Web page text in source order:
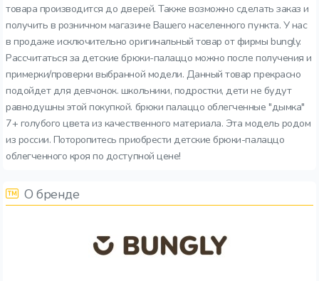
товара производится до дверей. Также возможно сделать заказ и
получить в розничном магазине Вашего населенного пункта. У нас
в продаже исключительно оригинальный товар от фирмы bungly.
Рассчитаться за детские брюки-палаццо можно после получения и
примерки/проверки выбранной модели. Данный товар прекрасно
подойдет для девчонок. школьники, подростки, дети не будут
равнодушны этой покупкой. брюки палаццо облегченные "дымка"
7+ голубого цвета из качественного материала. Эта модель родом
из россии. Поторопитесь приобрести детские брюки-палаццо
облегченного кроя по доступной цене!
О бренде